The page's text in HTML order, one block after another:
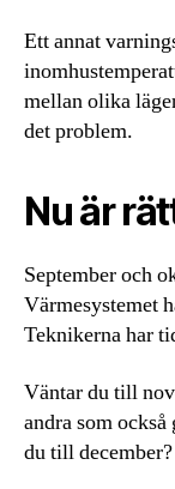
Ett annat
mellan olika
det problem.
Nu är
September och
Värmesystemet
Teknikerna har
Väntar du till
andra som
du till